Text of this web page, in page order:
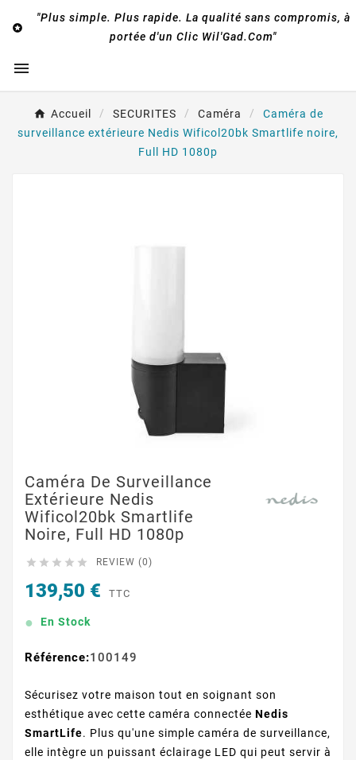

"Plus simple. Plus rapide. La qualité sans compromis, à
portée d'un Clic Wil'Gad.Com"

Accueil SECURITES Caméra
Caméra de
surveillance extérieure Nedis Wificol20bk Smartlife noire,
Full HD 1080p
Caméra De Surveillance
Extérieure Nedis
Wificol20bk Smartlife
Noire, Full HD 1080p
     REVIEW (0)
139,50 € TTC
En Stock
Référence:100149
Sécurisez votre maison tout en soignant son
esthétique avec cette caméra connectée Nedis
SmartLife. Plus qu'une simple caméra de surveillance,
elle intègre un puissant éclairage LED qui peut servir à